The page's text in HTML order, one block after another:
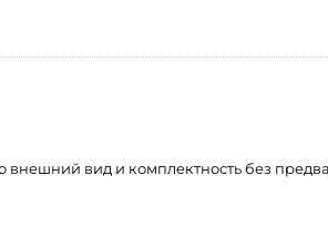
внешний вид и комплектность без